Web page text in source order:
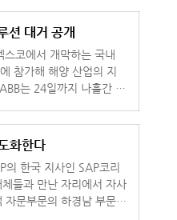
대거 공개
코에서 개막하는 국내
참가해 해양 산업의 지
화한다
의 한국 지사인 SAP코리
들과 만난 자리에서 자사